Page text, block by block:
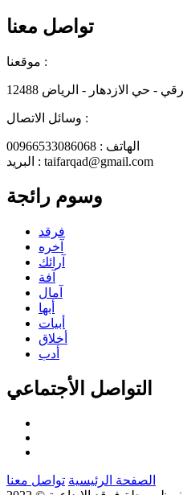
تواصل معنا
موقعنا :
- حي الازدهار - الرياض 12488
وسائل الاتصال :
الهاتف : 00966533086068
البريد : taifarqad@gmail.com
وسوم رائجة
فرقد
آخره
آرائك
آفة
آمال
أبها
أبيات
أخلاق
أدب
التواصل الأجتماعي
الصفحة الرئيسية تواصل معنا